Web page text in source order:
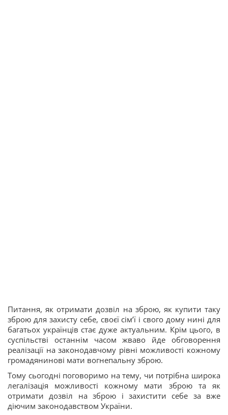
Питання, як отримати дозвіл на зброю, як купити таку
зброю для захисту себе, своєї сім’ї і свого дому нині для
багатьох українців стає дуже актуальним. Крім цього, в
суспільстві останнім часом жваво йде обговорення
реалізації на законодавчому рівні можливості кожному
громадянинові мати вогнепальну зброю.
Тому сьогодні поговоримо на тему, чи потрібна широка
легалізація можливості кожному мати зброю та як
отримати дозвіл на зброю і захистити себе за вже
діючим законодавством України.